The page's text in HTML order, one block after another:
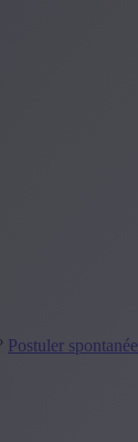
Postuler spontanée